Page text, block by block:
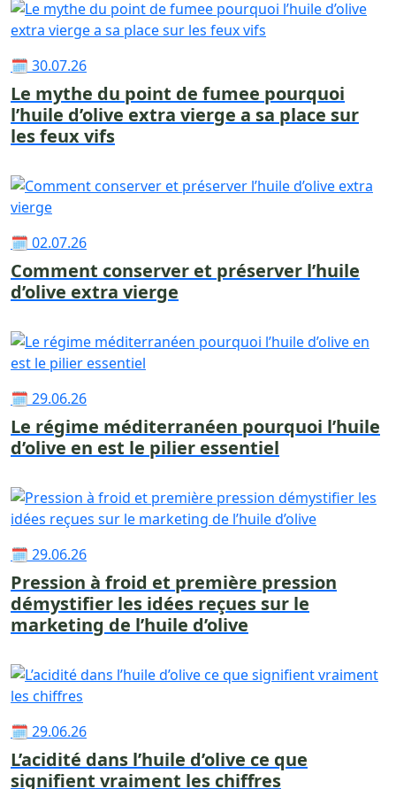
🗓 30.07.26
Le mythe du point de fumee pourquoi
l’huile d’olive extra vierge a sa place sur
les feux vifs
🗓 02.07.26
Comment conserver et préserver l’huile
d’olive extra vierge
🗓 29.06.26
Le régime méditerranéen pourquoi l’huile
d’olive en est le pilier essentiel
🗓 29.06.26
Pression à froid et première pression
démystifier les idées reçues sur le
marketing de l’huile d’olive
🗓 29.06.26
L’acidité dans l’huile d’olive ce que
signifient vraiment les chiffres